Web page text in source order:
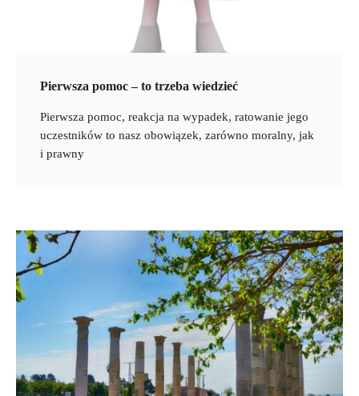
Pierwsza pomoc – to trzeba wiedzieć
Pierwsza pomoc, reakcja na wypadek, ratowanie jego
uczestników to nasz obowiązek, zarówno moralny, jak
i prawny